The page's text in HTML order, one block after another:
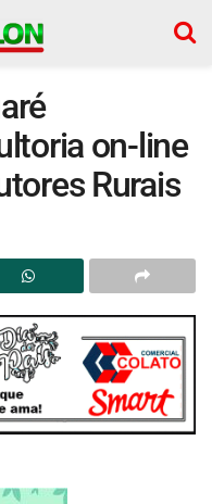
on-line
Rurais